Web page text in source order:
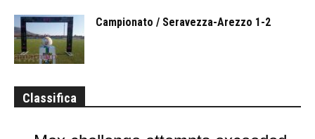
Campionato / Seravezza-Arezzo 1-2
Classifica